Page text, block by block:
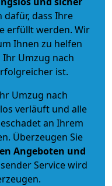
dass Ihre
erfüllt werden. Wir
Ihnen zu helfen
Umzug nach
ist.
Umzug nach
verläuft und alle
an Ihrem
Überzeugen Sie
Angeboten und
Service wird